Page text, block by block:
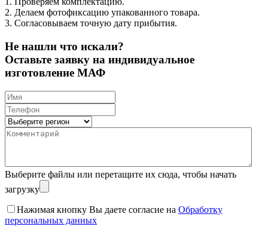
2. Делаем фотофиксацию упакованного товара.
3. Согласовываем точную дату прибытия.
Не нашли что искали?
Оставьте заявку на индивидуальное
изготовление МАФ
Выберите файлы или перетащите их сюда, чтобы начать
загрузку
Нажимая кнопку Вы даете согласие на Обработку
персональных данных